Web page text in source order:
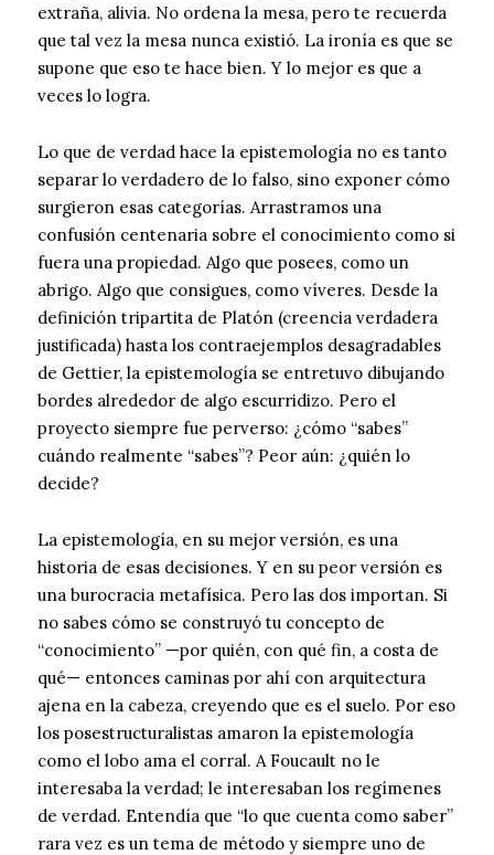
extraña, alivia. No ordena la mesa, pero te recuerda
que tal vez la mesa nunca existió. La ironía es que se
supone que eso te hace bien. Y lo mejor es que a
veces lo logra.
Lo que de verdad hace la epistemología no es tanto
separar lo verdadero de lo falso, sino exponer cómo
surgieron esas categorías. Arrastramos una
confusión centenaria sobre el conocimiento como si
fuera una propiedad. Algo que posees, como un
abrigo. Algo que consigues, como víveres. Desde la
definición tripartita de Platón (creencia verdadera
justificada) hasta los contraejemplos desagradables
de Gettier, la epistemología se entretuvo dibujando
bordes alrededor de algo escurridizo. Pero el
proyecto siempre fue perverso: ¿cómo “sabes”
cuándo realmente “sabes”? Peor aún: ¿quién lo
decide?
La epistemología, en su mejor versión, es una
historia de esas decisiones. Y en su peor versión es
una burocracia metafísica. Pero las dos importan. Si
no sabes cómo se construyó tu concepto de
“conocimiento” —por quién, con qué fin, a costa de
qué— entonces caminas por ahí con arquitectura
ajena en la cabeza, creyendo que es el suelo. Por eso
los posestructuralistas amaron la epistemología
como el lobo ama el corral. A Foucault no le
interesaba la verdad; le interesaban los regímenes
de verdad. Entendía que “lo que cuenta como saber”
rara vez es un tema de método y siempre uno de